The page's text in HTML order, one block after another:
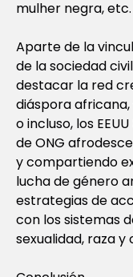
mulher negra, etc.
Aparte de la
de la sociedad
destacar la red
diáspora africana,
o incluso, los
de ONG
y compartiendo
lucha de género
estrategias de
con los sistemas
sexualidad, raza y